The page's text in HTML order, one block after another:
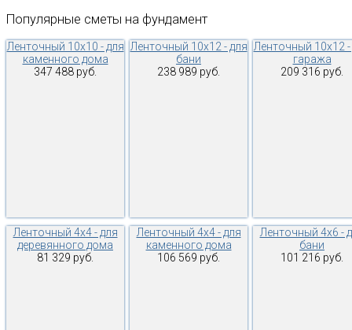
Популярные сметы на фундамент
Ленточный 10х10 - для
каменного дома
347 488 руб.
Ленточный 10х12 - для
бани
238 989 руб.
Ленточный 10х12 -
гаража
209 316 руб.
Ленточный 4х4 - для
деревянного дома
81 329 руб.
Ленточный 4х4 - для
каменного дома
106 569 руб.
Ленточный 4х6 -
бани
101 216 руб.